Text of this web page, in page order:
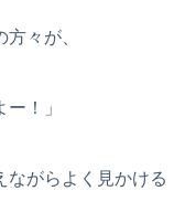
々が、
！」
ながらよく見かける